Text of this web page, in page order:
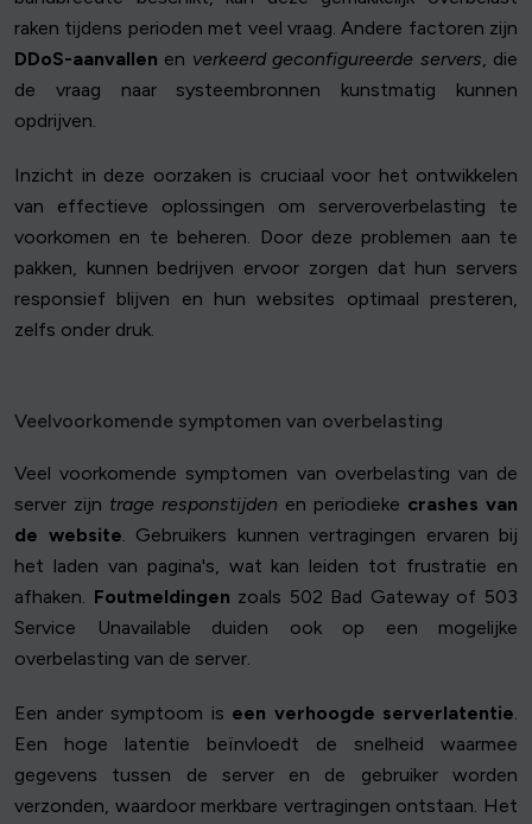
raken tijdens perioden met veel vraag. Andere factoren zijn
DDoS-aanvallen en verkeerd geconfigureerde servers, die
de vraag naar systeembronnen kunstmatig kunnen
opdrijven.
Inzicht in deze oorzaken is cruciaal voor het ontwikkelen
van effectieve oplossingen om serveroverbelasting te
voorkomen en te beheren. Door deze problemen aan te
pakken, kunnen bedrijven ervoor zorgen dat hun servers
responsief blijven en hun websites optimaal presteren,
zelfs onder druk.
Veelvoorkomende symptomen van overbelasting
Veel voorkomende symptomen van overbelasting van de
server zijn trage responstijden en periodieke crashes van
de website. Gebruikers kunnen vertragingen ervaren bij
het laden van pagina's, wat kan leiden tot frustratie en
afhaken. Foutmeldingen zoals 502 Bad Gateway of 503
Service Unavailable duiden ook op een mogelijke
overbelasting van de server.
Een ander symptoom is een verhoogde serverlatentie.
Een hoge latentie beïnvloedt de snelheid waarmee
gegevens tussen de server en de gebruiker worden
verzonden, waardoor merkbare vertragingen ontstaan. Het